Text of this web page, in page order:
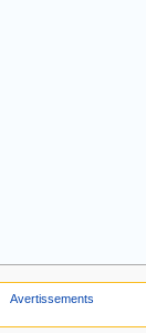
Avertissements